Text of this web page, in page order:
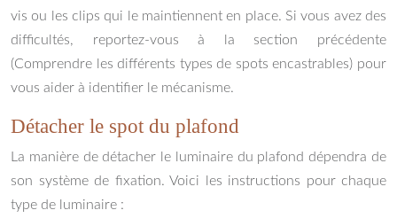
vis ou les clips qui le maintiennent en place. Si vous avez des
difficultés, reportez-vous à la section précédente
(Comprendre les différents types de spots encastrables) pour
vous aider à identifier le mécanisme.
Détacher le spot du plafond
La manière de détacher le luminaire du plafond dépendra de
son système de fixation. Voici les instructions pour chaque
type de luminaire :